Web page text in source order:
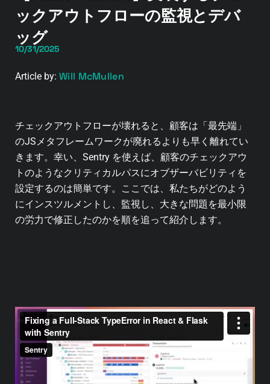
ックアウトフローの監視とデバ
ッグ
10/31/2025
Article by: Will McMullen
チェックアウトフローが壊れると、顧客は「最先端」
のJSメタフレームワークが廃れるよりも早く離れてい
きます。幸い、Sentry を使えば、顧客のチェックアウ
トのようなクリティカルパスにオブザーバビリティを
設定するのは簡単です。ここでは、私たちがどのよう
にインスツルメントし、監視し、大きな問題を最小限
の労力で修正したのかを順を追って紹介します。